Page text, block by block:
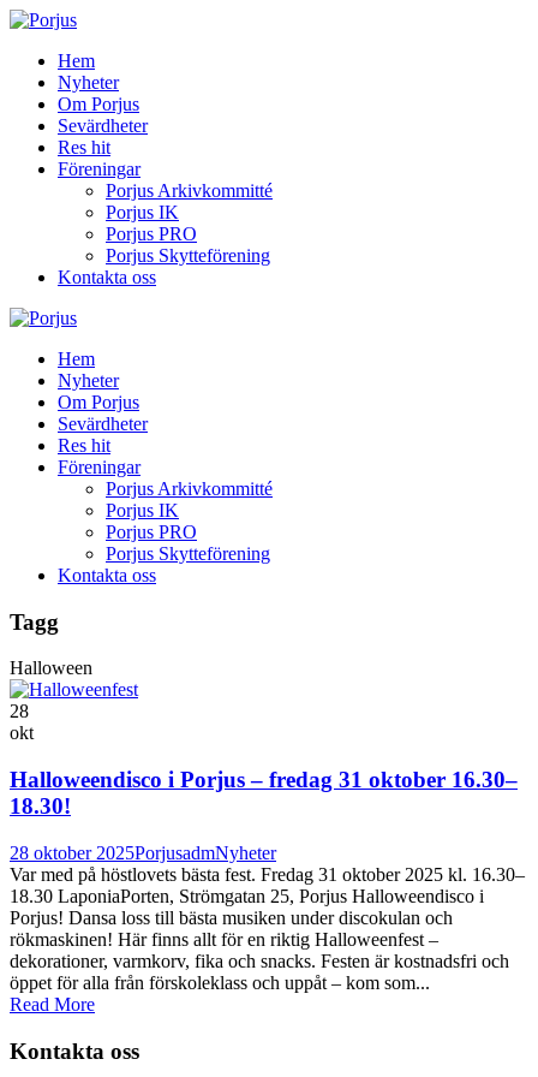
Hem
Nyheter
Om Porjus
Sevärdheter
Res hit
Föreningar
Porjus Arkivkommitté
Porjus IK
Porjus PRO
Porjus Skytteförening
Kontakta oss
Hem
Nyheter
Om Porjus
Sevärdheter
Res hit
Föreningar
Porjus Arkivkommitté
Porjus IK
Porjus PRO
Porjus Skytteförening
Kontakta oss
Tagg
Halloween
28
okt
Halloweendisco i Porjus – fredag 31 oktober 16.30–
18.30!
28 oktober 2025PorjusadmNyheter
Var med på höstlovets bästa fest. Fredag 31 oktober 2025 kl. 16.30–
18.30 LaponiaPorten, Strömgatan 25, Porjus Halloweendisco i
Porjus! Dansa loss till bästa musiken under discokulan och
rökmaskinen! Här finns allt för en riktig Halloweenfest –
dekorationer, varmkorv, fika och snacks. Festen är kostnadsfri och
öppet för alla från förskoleklass och uppåt – kom som...
Read More
Kontakta oss